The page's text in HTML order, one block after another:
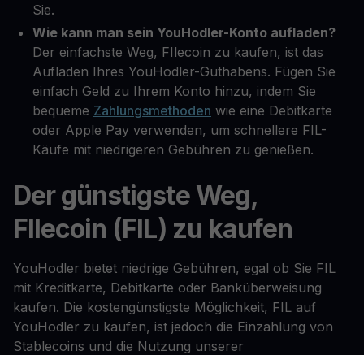
Sie.
Wie kann man sein YouHodler-Konto aufladen?
Der einfachste Weg, FIlecoin zu kaufen, ist das
Aufladen Ihres YouHodler-Guthabens. Fügen Sie
einfach Geld zu Ihrem Konto hinzu, indem Sie
bequeme Zahlungsmethoden wie eine Debitkarte
oder Apple Pay verwenden, um schnellere FIL-
Käufe mit niedrigeren Gebühren zu genießen.
Der günstigste Weg,
FIlecoin (FIL) zu kaufen
YouHodler bietet niedrige Gebühren, egal ob Sie FIL
mit Kreditkarte, Debitkarte oder Banküberweisung
kaufen. Die kostengünstigste Möglichkeit, FIL auf
YouHodler zu kaufen, ist jedoch die Einzahlung von
Stablecoins und die Nutzung unserer